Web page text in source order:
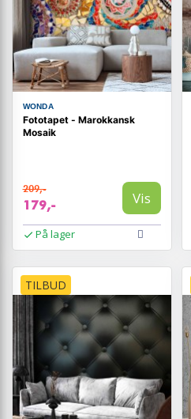
WONDA
Fototapet - Marokkansk
Mosaik
209,-
179,- Vis
På lager
TILBUD